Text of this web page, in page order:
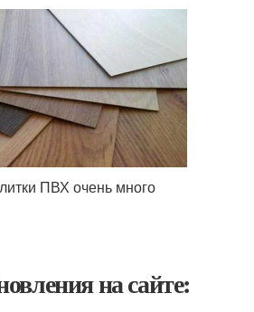
ПВХ очень много
на сайте: